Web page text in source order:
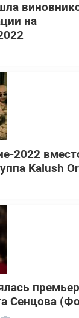
на
2022
Kalush
Сенцова